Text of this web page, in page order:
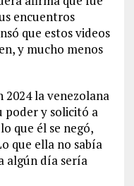
encuentros
que estos videos
y mucho menos
2024 la venezolana
poder y solicitó a
que él se negó,
que ella no sabía
algún día sería